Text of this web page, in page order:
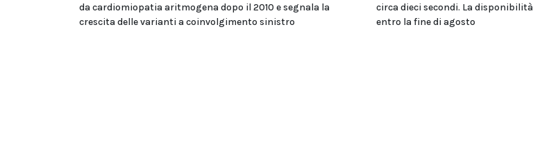
da cardiomiopatia aritmogena dopo il 2010 e segnala la
crescita delle varianti a coinvolgimento sinistro
circa dieci secondi. La
entro la fine di agosto